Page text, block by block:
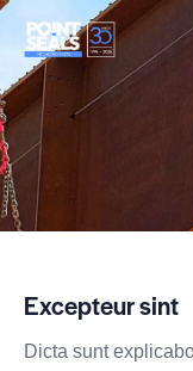
Excepteur sint
Dicta sunt